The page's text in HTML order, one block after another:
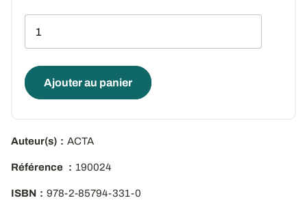
Ajouter au panier
Auteur(s) ACTA
Référence 190024
ISBN 978-2-85794-331-0